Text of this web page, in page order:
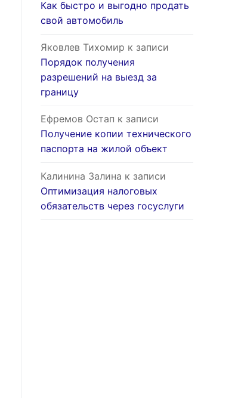
Как быстро и выгодно продать
свой автомобиль
Яковлев Тихомир к записи
Порядок получения
разрешений на выезд за
границу
Ефремов Остап к записи
Получение копии технического
паспорта на жилой объект
Калинина Залина к записи
Оптимизация налоговых
обязательств через госуслуги